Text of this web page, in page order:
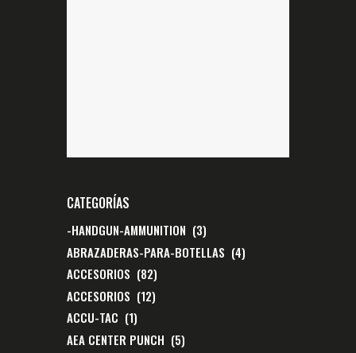
CATEGORÍAS
-HANDGUN-AMMUNITION (3)
ABRAZADERAS-PARA-BOTELLAS (4)
ACCESORIOS (82)
ACCESORIOS (12)
ACCU-TAC (1)
AEA CENTER PUNCH (5)